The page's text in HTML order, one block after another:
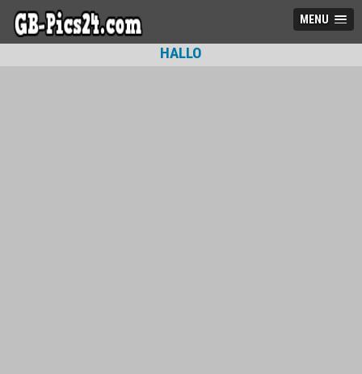
MENU
HALLO